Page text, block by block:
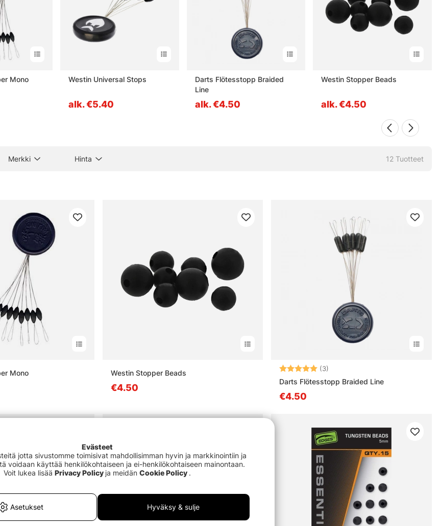
Mono Westin Universal Stops
alk. €5.40
Darts Flötesstopp Braided
Line
alk. €4.50
Westin Stopper Beads
alk. €4.50
Merkki Hinta 12 Tuotteet
Mono Westin Stopper Beads
€4.50
Arvio: (3)
Darts Flötesstopp Braided Line
€4.50
Evästeet
jotta sivustomme toimisivat mahdollisimman hyvin ja markkinointiin ja
voidaan käyttää henkilökohtaiseen ja ei-henkilökohtaiseen mainontaan.
Voit lukea lisää Privacy Policy ja meidän Cookie Policy .
Asetukset Hyväksy & sulje